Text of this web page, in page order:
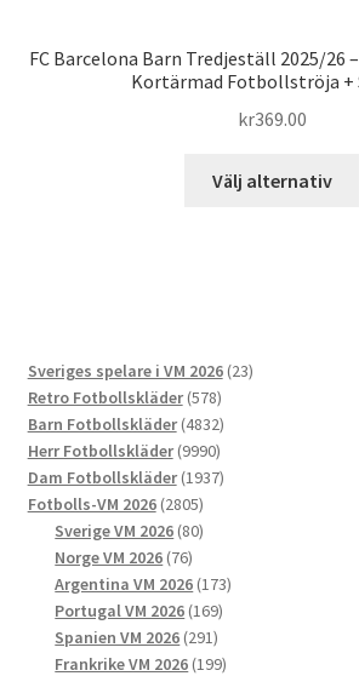
FC Barcelona Barn Tredjeställ 2025/26
Kortärmad Fotbollströja +
kr369.00
Välj alternativ
Sveriges spelare i VM 2026 2323
Retro Fotbollskläder 578578
produkter
Barn Fotbollskläder 48324832
produkter
Herr Fotbollskläder 99909990
produkter
Dam Fotbollskläder 19371937
Fotbolls-VM 2026 28052805
produkter
Sverige VM 2026 8080
Norge VM 2026 7676
produkter
Argentina VM 2026 173173
Portugal VM 2026 169169
Spanien VM 2026 291291
produkter
Frankrike VM 2026 199199